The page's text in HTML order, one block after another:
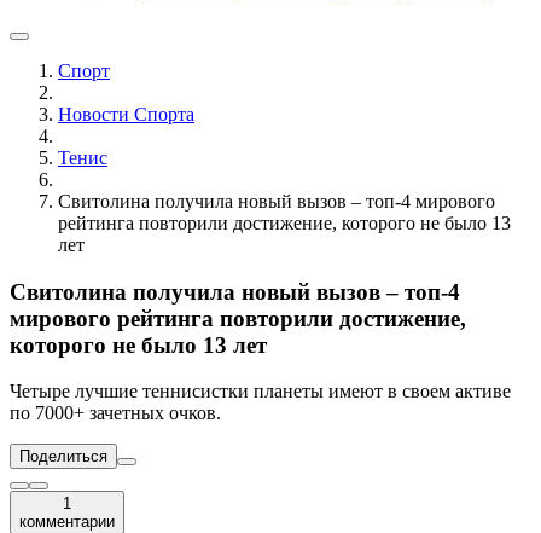
Спорт
Новости Cпорта
Тенис
Свитолина получила новый вызов – топ-4 мирового
рейтинга повторили достижение, которого не было 13
лет
Свитолина получила новый вызов – топ-4
мирового рейтинга повторили достижение,
которого не было 13 лет
Четыре лучшие теннисистки планеты имеют в своем активе
по 7000+ зачетных очков.
Поделиться
1
комментарии